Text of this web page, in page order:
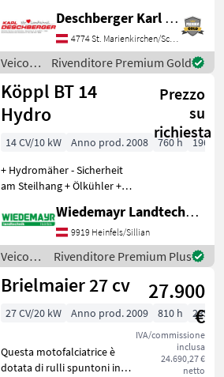
motore a benzina da 6, 6
idraulica a variazione
continua, ruota combinata
con
Deschberger Karl Landtechnik GesmbH & Co KG
4774 St. Marienkirchen/Schärding
Veicoli
agricoli
a
motore
/ Köppl
Rivenditore Premium Gold
Köppl BT 14
Hydro
Prezzo
su
richiesta
14 CV/10 kW Anno prod. 2008 760 h
196
+ Hydromäher - Sicherheit
am Steilhang + Ölkühler +
+ Vor und Rückwärtsfahrt
mittels komfortabler
Drehgriff schaltbar +
Lenkbremseinr
Wiedemayr Landtechnik GmbH
9919 Heinfels/Sillian
Veicoli
agricoli
a
/ Köppl
Rivenditore Premium Plus
Brielmaier 27 cv
27.900
€
IVA/commissione
inclusa
24.690,27 €
netto
27 CV/20 kW Anno prod. 2009 810 h 235
Questa motofalciatrice è
dotata di rulli spuntoni in